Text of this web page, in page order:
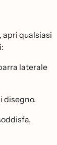
apri qualsiasi
laterale
disegno.